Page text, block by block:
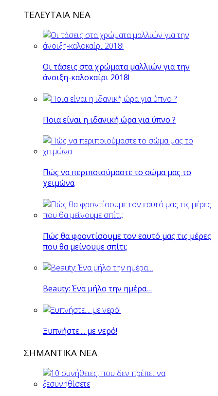
ΤΕΛΕΥΤΑΙΑ ΝΕΑ
Οι τάσεις στα χρώματα μαλλιών για την
άνοιξη-καλοκαίρι 2018!
Ποια είναι η ιδανική ώρα για ύπνο ?
Πώς να περιποιούμαστε το σώμα μας το
χειμώνα
Πώς θα φροντίσουμε τον εαυτό μας τις μέρες
που θα μείνουμε σπίτι;
Beauty: Ένα μήλο την ημέρα…
Ξυπνήστε.... με νερό!
ΣΗΜΑΝΤΙΚΑ ΝΕΑ